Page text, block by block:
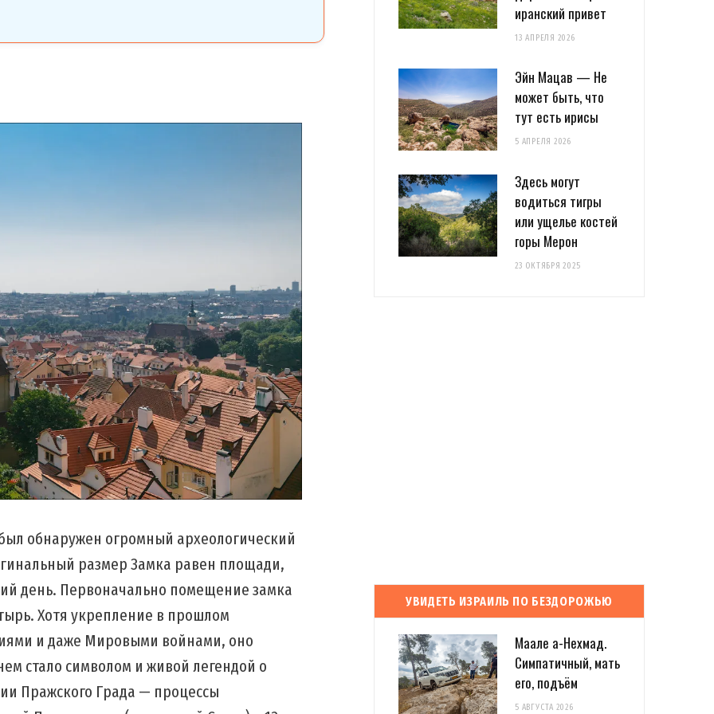
обнаружен огромный археологический
размер Замка равен площади,
день. Первоначально помещение замка
Хотя укрепление в прошлом
и даже Мировыми войнами, оно
стало символом и живой легендой о
Пражского Града — процессы
иранский привет
13 АПРЕЛЯ 2026
Эйн Мацав — Не
может быть, что
тут есть ирисы
5 АПРЕЛЯ 2026
Здесь могут
водиться тигры
или ущелье костей
горы Мерон
23 ОКТЯБРЯ 2025
УВИДЕТЬ ИЗРАИЛЬ ПО БЕЗДОРОЖЬЮ
Маале а-Нехмад.
Симпатичный, мать
его, подъём
5 АВГУСТА 2026